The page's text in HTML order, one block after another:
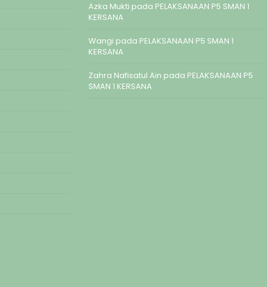
Azka Mukti pada PELAKSANAAN P5 SMAN 1
KERSANA
Wangi pada PELAKSANAAN P5 SMAN 1
KERSANA
Zahra Nafisatul Ain pada PELAKSANAAN P5
SMAN 1 KERSANA